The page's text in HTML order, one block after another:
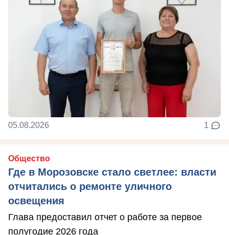
05.08.2026 1
Общество
Где в Морозовске стало светлее: власти
отчитались о ремонте уличного
освещения
Глава предоставил отчет о работе за первое
полугодие 2026 года